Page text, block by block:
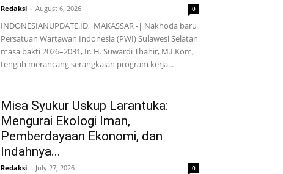
Redaksi - August 6, 2026 0
INDONESIANUPDATE.ID, MAKASSAR -| Nakhoda baru
Persatuan Wartawan Indonesia (PWI) Sulawesi Selatan
masa bakti 2026–2031, Ir. H. Suwardi Thahir, M.I.Kom,
tengah merancang serangkaian program kerja...
Misa Syukur Uskup Larantuka:
Mengurai Ekologi Iman,
Pemberdayaan Ekonomi, dan
Indahnya...
Redaksi - July 27, 2026 0